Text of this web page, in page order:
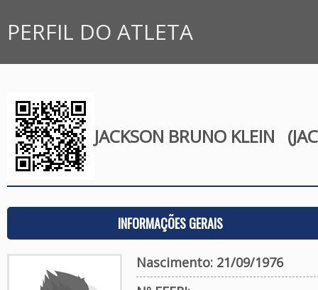
PERFIL DO ATLETA
JACKSON BRUNO KLEIN
INFORMAÇÕES GERAIS
Nascimento: 21/09/1976